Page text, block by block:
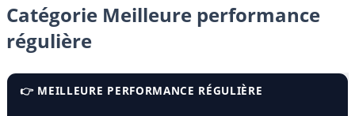
Catégorie Meilleure performance
régulière
👉 MEILLEURE PERFORMANCE RÉGULIÈRE